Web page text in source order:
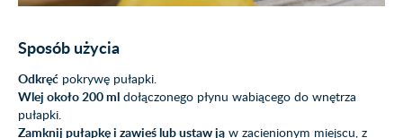
Sposób użycia
Odkręć pokrywę pułapki.
Wlej około 200 ml dołączonego płynu wabiącego do wnętrza
pułapki.
Zamknij pułapkę i zawieś lub ustaw ją w zacienionym miejscu, z